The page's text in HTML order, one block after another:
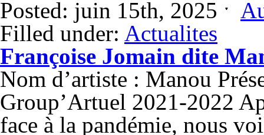
Posted: juin 15th, 2025 ˑ
Filled under: Actualites
Françoise Jomain dite
Nom d’artiste : Manou
Group’Artuel 2021-2022
face à la pandémie, nous